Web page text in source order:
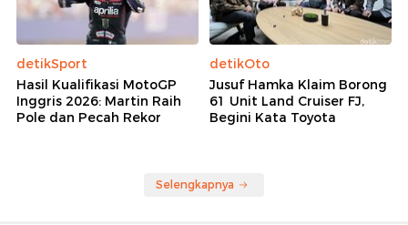
detikSport
Hasil Kualifikasi MotoGP
Inggris 2026: Martin Raih
Pole dan Pecah Rekor
detikOto
Jusuf Hamka Klaim Borong
61 Unit Land Cruiser FJ,
Begini Kata Toyota
Selengkapnya